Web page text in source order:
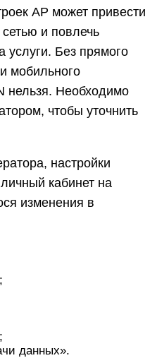
AP может привести
сетью и повлечь
услуги. Без прямого
мобильного
нельзя. Необходимо
чтобы уточнить
настройки
кабинет на
изменения в
данных».